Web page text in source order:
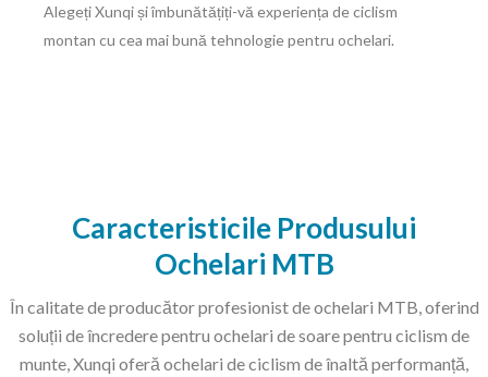
Alegeți Xunqi și îmbunătățiți-vă experiența de ciclism
montan cu cea mai bună tehnologie pentru ochelari.
Caracteristicile Produsului
Ochelari MTB
În calitate de producător profesionist de ochelari MTB, oferind
soluții de încredere pentru ochelari de soare pentru ciclism de
munte, Xunqi oferă ochelari de ciclism de înaltă performanță,